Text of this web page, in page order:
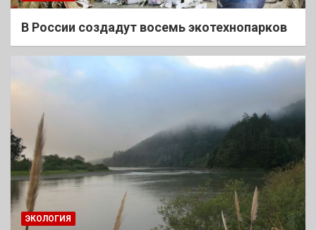
В России создадут восемь экотехнопарков
ЭКОЛОГИЯ